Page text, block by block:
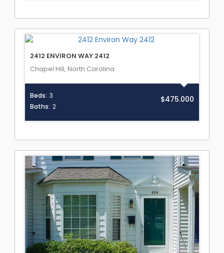
2412 ENVIRON WAY 2412
Chapel Hill, North Carolina
Beds: 3
Baths: 2
$475.000